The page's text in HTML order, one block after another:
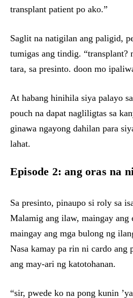
transplant patient po ako.”
Saglit na natigilan ang paligid,
tumigas ang tindig. “transplant?
tara, sa presinto. doon mo
At habang hinihila siya palayo
pouch na dapat nagliligtas sa
ginawa ngayong dahilan para
lahat.
Episode 2: ang oras na
Sa presinto, pinaupo si roly sa
Malamig ang ilaw, maingay ang
maingay ang mga bulong ng
Nasa kamay pa rin ni cardo
ang may-ari ng katotohanan.
“sir, pwede ko na pong kunin